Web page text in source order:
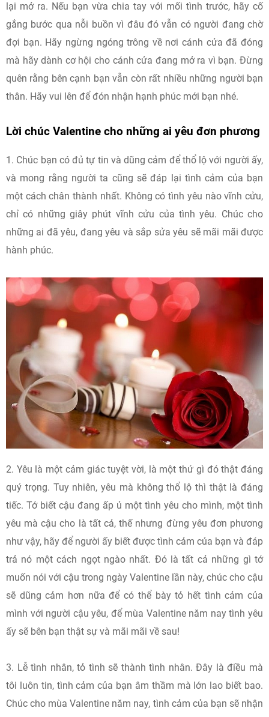
lại mở ra. Nếu bạn vừa chia tay với mối tình trước, hãy cố
gắng bước qua nỗi buồn vì đâu đó vẫn có người đang chờ
đợi bạn. Hãy ngừng ngóng trông về nơi cánh cửa đã đóng
mà hãy dành cơ hội cho cánh cửa đang mở ra vì bạn. Đừng
quên rằng bên cạnh bạn vẫn còn rất nhiều những người bạn
thân. Hãy vui lên để đón nhận hạnh phúc mới bạn nhé.
Lời chúc Valentine cho những ai yêu đơn phương
1. Chúc bạn có đủ tự tin và dũng cảm để thổ lộ với người ấy,
và mong rằng người ta cũng sẽ đáp lại tình cảm của bạn
một cách chân thành nhất. Không có tình yêu nào vĩnh cửu,
chỉ có những giây phút vĩnh cửu của tình yêu. Chúc cho
những ai đã yêu, đang yêu và sắp sửa yêu sẽ mãi mãi được
hành phúc.
2. Yêu là một cảm giác tuyệt vời, là một thứ gì đó thật đáng
quý trọng. Tuy nhiên, yêu mà không thổ lộ thì thật là đáng
tiếc. Tớ biết cậu đang ấp ủ một tình yêu cho mình, một tình
yêu mà cậu cho là tất cả, thế nhưng đừng yêu đơn phương
như vậy, hãy để người ấy biết được tình cảm của bạn và đáp
trả nó một cách ngọt ngào nhất. Đó là tất cả những gì tớ
muốn nói với cậu trong ngày Valentine lần này, chúc cho cậu
sẽ dũng cảm hơn nữa để có thể bày tỏ hết tình cảm của
mình với người cậu yêu, để mùa Valentine năm nay tình yêu
ấy sẽ bên bạn thật sự và mãi mãi về sau!
3. Lễ tình nhân, tỏ tình sẽ thành tình nhân. Đây là điều mà
tôi luôn tin, tình cảm của bạn âm thầm mà lớn lao biết bao.
Chúc cho mùa Valentine năm nay, tình cảm của bạn sẽ nhận